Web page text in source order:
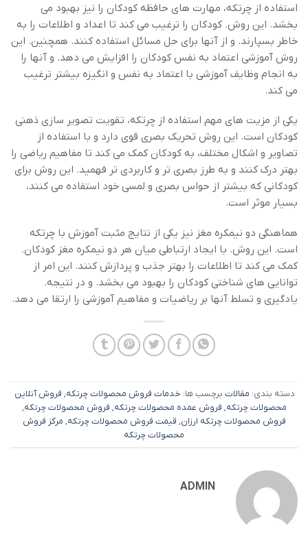
استفاده از چرتکه، مهارت های حافظه کودکان را نیز بهبود می
بخشد. این روش. کودکان را ترغیب می کند تا اعداد و اطلاعات را به
خاطر بسپارند. و از آنها برای حل مسائل استفاده کنند. همچنین. این
روش آموزشی اعتماد به نفس کودکان را افزایش می دهد. و آنها را
به انجام وظایف آموزشی با اعتماد به نفس و انگیزه بیشتر ترغیب
می کند.
یکی از مزیت های مهم استفاده از چرتکه، تقویت تصویر سازی ذهنی
کودکان است. این روش تحریک بصری قوی دارد و با استفاده از
تصاویر و اشکال مختلف، به کودکان کمک می کند تا مفاهیم ریاضی را
بهتر درک کنند و به طرز بصری تر و کاربردی تر فهمید. این روش برای
کودکانی که بیشتر از حواس بصری و لمسی خود استفاده می کنند،
بسیار موثر است.
هماهنگی دو نیمکره مغز نیز یکی از نتایج مثبت آموزش با چرتکه
است. این روش. با ایجاد ارتباطی میان هر دو نیمکره مغز کودکان.
کمک می کند تا اطلاعات را بهتر جذب و پردازش کنند. این امر از
توانایی های شناختی کودکان را بهبود می بخشد. و در نتیجه.
یادگیری و تسلط آنها بر ریاضیات و مفاهیم آموزشی را ارتقا می دهد.
دسته بندی: مقالات برچسب ها: خدمات فروش محصولات چرتکه, فروش آنلاین
محصولات چرتکه, فروش عمده محصولات چرتکه, فروش محصولات چرتکه,
فروش محصولات چرتکه ارزان, قیمت فروش محصولات چرتکه, مرکز فروش
محصولات چرتکه
ADMIN